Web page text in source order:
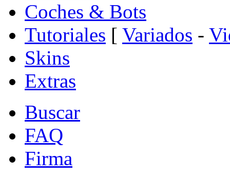
Coches & Bots
Tutoriales [ Variados -
Skins
Extras
Buscar
FAQ
Firma